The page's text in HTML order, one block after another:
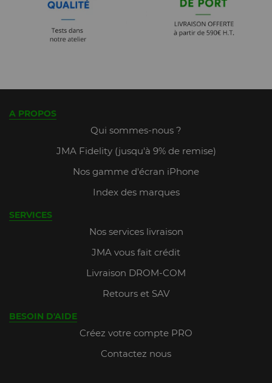
A PROPOS
Qui sommes-nous ?
JMA Fidelity (jusqu'à 9% de remise)
Nos gamme d'écran iPhone
Index des marques
SERVICES
Nos services livraison
JMA vous fait crédit
Livraison DROM-COM
Retours et SAV
BESOIN D'AIDE
Créez votre compte PRO
Contactez nous